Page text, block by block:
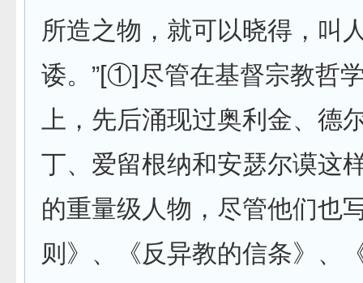
所造之物，就可以晓得，叫
诿。”[①]尽管在基督宗教哲
上，先后涌现过奥利金、德
丁、爱留根纳和安瑟尔谟这
的重量级人物，尽管他们也
则》、《反异教的信条》、